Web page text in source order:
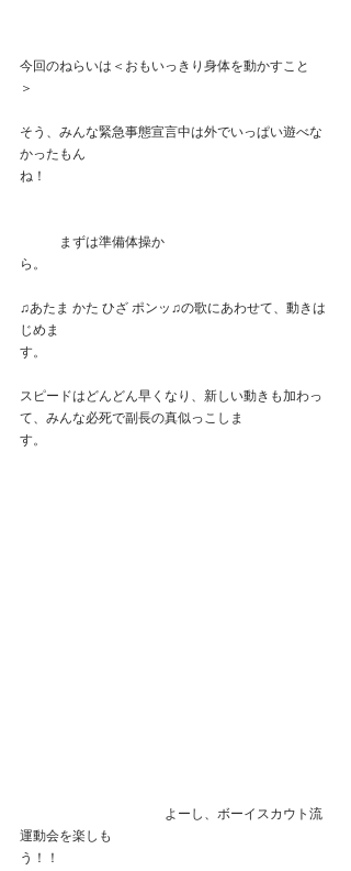
今回のねらいは＜おもいっきり身体を動かすこと
＞
そう、みんな緊急事態宣言中は外でいっぱい遊べな
かったもん
ね！
まずは準備体操か
ら。
♫あたま かた ひざ ポンッ♫の歌にあわせて、動きは
じめま
す。
スピードはどんどん早くなり、新しい動きも加わっ
て、みんな必死で副長の真似っこしま
す。
よーし、ボーイスカウト流
運動会を楽しも
う！！